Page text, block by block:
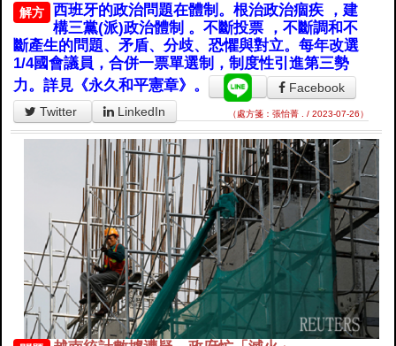
解方
西班牙的政治問題在體制。根治政治痼疾 ，建
構三黨(派)政治體制 。不斷投票 ，不斷調和不
斷產生的問題、矛盾、分歧、恐懼與對立。每年改選
1/4國會議員，合併一票單選制，制度性引進第三勢
力。詳見《永久和平憲章》。
Facebook
Twitter
LinkedIn （處方箋：張怡菁 . / 2023-07-26）